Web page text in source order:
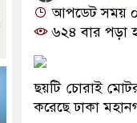
আপডেট সময়
৬২৪ বার পড়া
ছয়টি চোরাই
করেছে ঢাকা